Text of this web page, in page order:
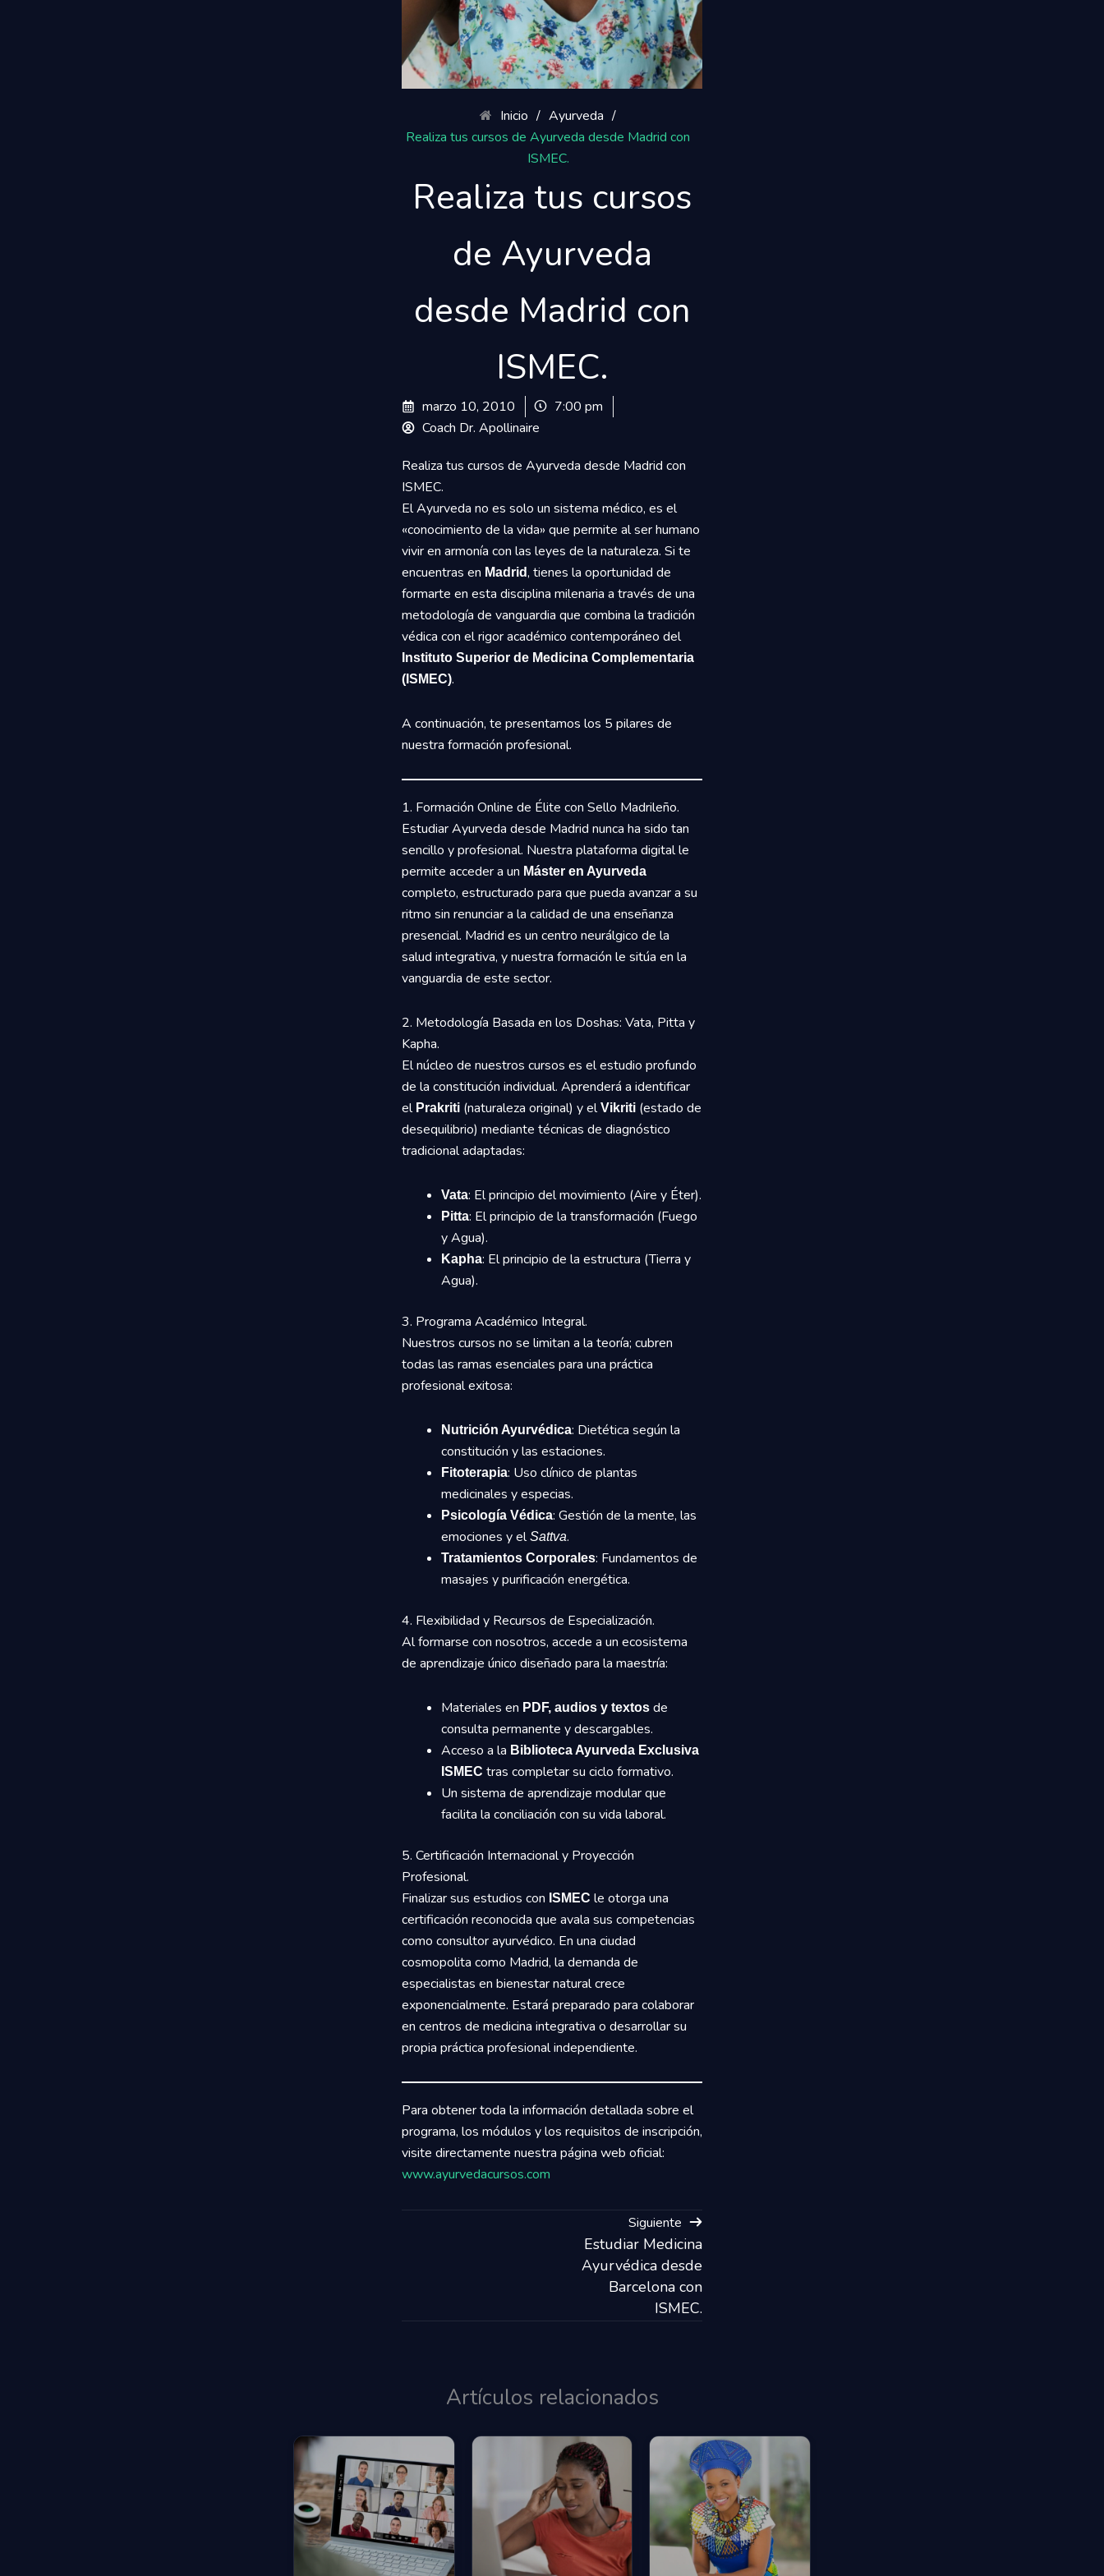
Inicio / Ayurveda /
Realiza tus cursos de Ayurveda desde Madrid con
ISMEC.
Realiza tus cursos
de Ayurveda
desde Madrid con
ISMEC.
marzo 10, 2010
7:00 pm
Coach Dr. Apollinaire
Realiza tus cursos de Ayurveda desde Madrid con
ISMEC.
El Ayurveda no es solo un sistema médico, es el
«conocimiento de la vida» que permite al ser humano
vivir en armonía con las leyes de la naturaleza. Si te
encuentras en Madrid, tienes la oportunidad de
formarte en esta disciplina milenaria a través de una
metodología de vanguardia que combina la tradición
védica con el rigor académico contemporáneo del
Instituto Superior de Medicina Complementaria
(ISMEC).
A continuación, te presentamos los 5 pilares de
nuestra formación profesional.
1. Formación Online de Élite con Sello Madrileño.
Estudiar Ayurveda desde Madrid nunca ha sido tan
sencillo y profesional. Nuestra plataforma digital le
permite acceder a un Máster en Ayurveda
completo, estructurado para que pueda avanzar a su
ritmo sin renunciar a la calidad de una enseñanza
presencial. Madrid es un centro neurálgico de la
salud integrativa, y nuestra formación le sitúa en la
vanguardia de este sector.
2. Metodología Basada en los Doshas: Vata, Pitta y
Kapha.
El núcleo de nuestros cursos es el estudio profundo
de la constitución individual. Aprenderá a identificar
el Prakriti (naturaleza original) y elVikriti (estado de
desequilibrio) mediante técnicas de diagnóstico
tradicional adaptadas:
Vata: El principio del movimiento (Aire y Éter).
Pitta: El principio de la transformación (Fuego
y Agua).
Kapha: El principio de la estructura (Tierra y
Agua).
3. Programa Académico Integral.
Nuestros cursos no se limitan a la teoría; cubren
todas las ramas esenciales para una práctica
profesional exitosa:
Nutrición Ayurvédica: Dietética según la
constitución y las estaciones.
Fitoterapia: Uso clínico de plantas
medicinales y especias.
Psicología Védica: Gestión de la mente, las
emociones y elSattva.
Tratamientos Corporales: Fundamentos de
masajes y purificación energética.
4. Flexibilidad y Recursos de Especialización.
Al formarse con nosotros, accede a un ecosistema
de aprendizaje único diseñado para la maestría:
Materiales en PDF, audios y textos de
consulta permanente y descargables.
Acceso a la Biblioteca Ayurveda Exclusiva
ISMEC tras completar su ciclo formativo.
Un sistema de aprendizaje modular que
facilita la conciliación con su vida laboral.
5. Certificación Internacional y Proyección
Profesional.
Finalizar sus estudios con ISMEC le otorga una
certificación reconocida que avala sus competencias
como consultor ayurvédico. En una ciudad
cosmopolita como Madrid, la demanda de
especialistas en bienestar natural crece
exponencialmente. Estará preparado para colaborar
en centros de medicina integrativa o desarrollar su
propia práctica profesional independiente.
Para obtener toda la información detallada sobre el
programa, los módulos y los requisitos de inscripción,
visite directamente nuestra página web oficial:
www.ayurvedacursos.com
Siguiente
Estudiar Medicina
Ayurvédica desde
Barcelona con
ISMEC.
Artículos relacionados